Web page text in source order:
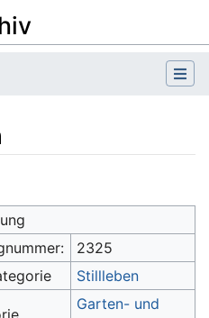
2325
Stillleben
Garten- und